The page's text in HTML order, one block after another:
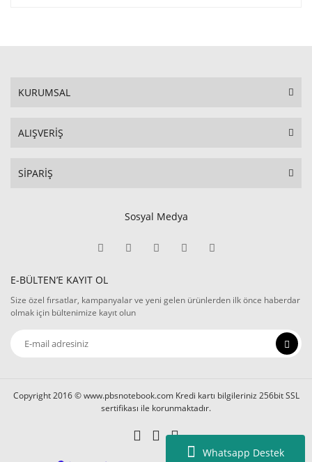
Whatsapp Destek
KURUMSAL
ALIŞVERİŞ
SİPARİŞ
Sosyal Medya
E-BÜLTEN’E KAYIT OL
Size özel fırsatlar, kampanyalar ve yeni gelen ürünlerden ilk önce haberdar
olmak için bültenimize kayıt olun
Copyright 2016 © www.pbsnotebook.com Kredi kartı bilgileriniz 256bit SSL
sertifikası ile korunmaktadır.